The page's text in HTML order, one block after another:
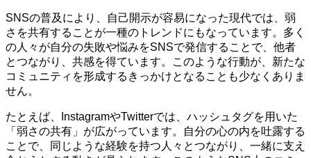
SNSの普及により、自己開示が容易になった現代では、弱
さを共有することが一種のトレンドにもなっています。多く
の人々が自分の失敗や悩みをSNSで発信することで、他者
とつながり、共感を得ています。このような行動が、新たな
コミュニティを形成するきっかけとなることも少なくありま
せん。
たとえば、InstagramやTwitterでは、ハッシュタグを用いた
「弱さの共有」が広がっています。自分の心の内を吐露する
ことで、同じような経験を持つ人々とつながり、一緒に支え